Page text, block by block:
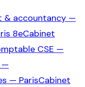
& accountancy —
8eCabinet
CSE —
—
— ParisCabinet